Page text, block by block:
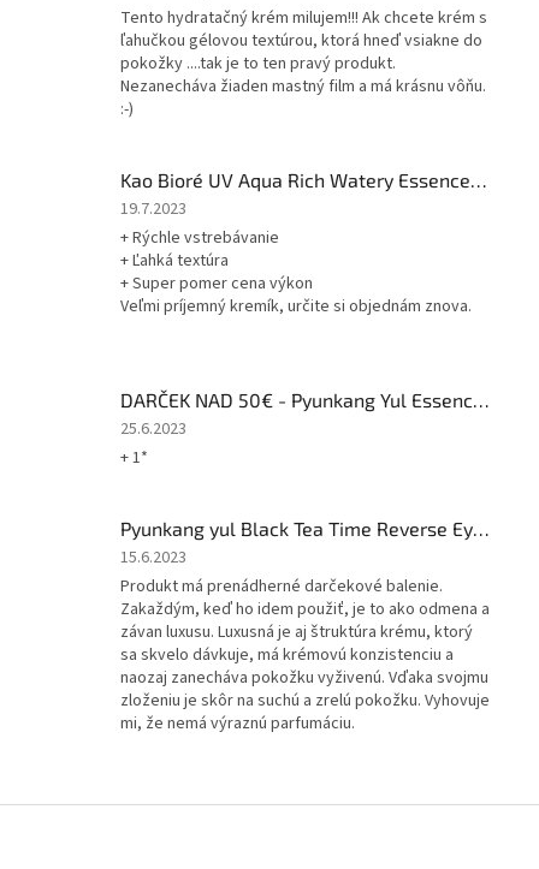
produktu
je
5
z
5
hviezdičiek.
Tento hydratačný krém milujem!!! Ak chcete krém s
ľahučkou gélovou textúrou, ktorá hneď vsiakne do
pokožky ....tak je to ten pravý produkt.
Nezanecháva žiaden mastný film a má krásnu vôňu.
:-)
Kao Bioré UV Aqua Rich Watery Essence Sunscreen SPF50+ PA++++ 70g
Hodnotenie
produktu
je
5
z
19.7.2023
+ Rýchle vstrebávanie
+ Ľahká textúra
+ Super pomer cena výkon
Veľmi príjemný kremík, určite si objednám znova.
DARČEK NAD 50€ - Pyunkang Yul Essence Toner 30ml
Hodnotenie
produktu
z
5
hviezdičiek.
25.6.2023
+ 1*
Pyunkang yul Black Tea Time Reverse Eye Cream 25ml
Hodnotenie
produktu
je
4
z
5
hviezdičiek.
15.6.2023
Produkt má prenádherné darčekové balenie.
Zakaždým, keď ho idem použiť, je to ako odmena a
závan luxusu. Luxusná je aj štruktúra krému, ktorý
sa skvelo dávkuje, má krémovú konzistenciu a
naozaj zanecháva pokožku vyživenú. Vďaka svojmu
zloženiu je skôr na suchú a zrelú pokožku. Vyhovuje
mi, že nemá výraznú parfumáciu.